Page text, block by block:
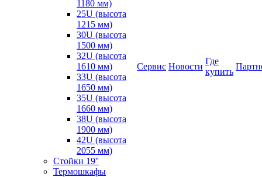
1180 мм)
25U (высота
1215 мм)
30U (высота
1500 мм)
32U (высота
1610 мм)
33U (высота
1650 мм)
35U (высота
1660 мм)
38U (высота
1900 мм)
42U (высота
2055 мм)
Стойки 19''
Термошкафы
Сервис Новости
Где
купить